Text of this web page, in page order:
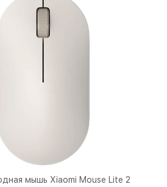
мышь Xiaomi Mouse Lite 2